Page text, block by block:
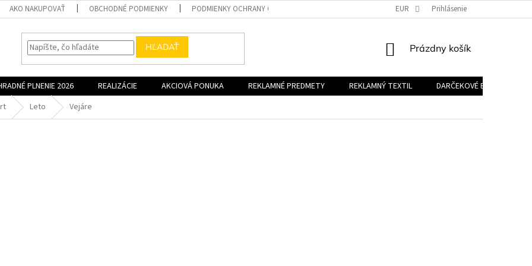
AKO NAKUPOVAŤ OBCHODNÉ PODMIENKY PODMIENKY OCHRANY OSOBNÝCH ÚDAJOV EUR Prihlásenie
HĽADAŤ
NÁKUPNÝ
Prázdny košík
PLNENIE 2026 REALIZÁCIE AKCIOVÁ PONUKA REKLAMNÉ PREDMETY REKLAMNÝ TEXTIL
DARČEKOVÉ BALÍČKY
Leto Vejáre